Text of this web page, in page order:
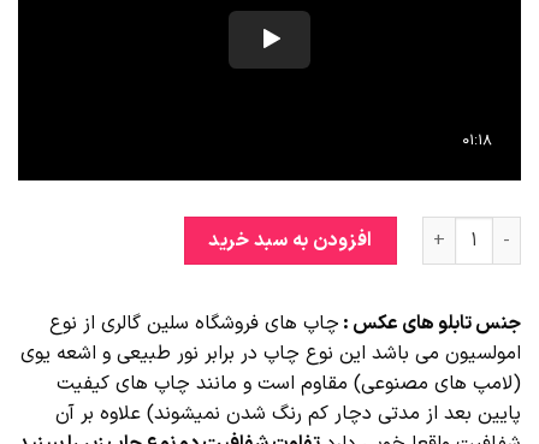
تابلو قرآنی آینه کاری لوکس کد 14 عددافزودن به سبد خرید
جنس تابلو های عکس : چاپ های فروشگاه سلین گالری از نوع
امولسیون می باشد این نوع چاپ در برابر نور طبیعی و اشعه یوی
(لامپ های مصنوعی) مقاوم است و مانند چاپ های کیفیت
پایین بعد از مدتی دچار کم رنگ شدن نمیشوند) علاوه بر آن